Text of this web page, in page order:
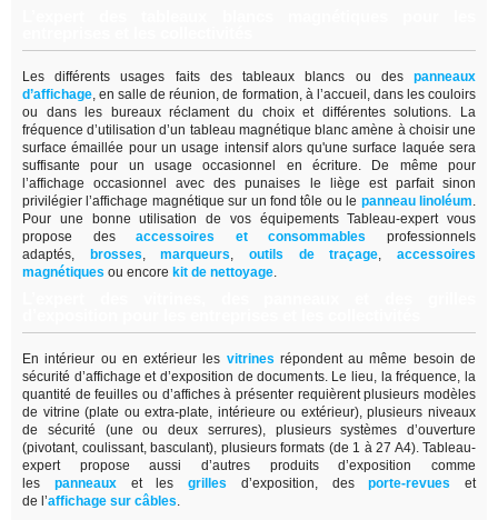
Les différents usages faits des tableaux blancs ou des
panneaux
d’affichage, en salle de réunion, de formation, à l’accueil, dans les couloirs
ou dans les bureaux réclament du choix et différentes solutions. La
fréquence d’utilisation d’un tableau magnétique blanc amène à choisir une
surface émaillée pour un usage intensif alors qu'une surface laquée sera
suffisante pour un usage occasionnel en écriture. De même pour
l’affichage occasionnel avec des punaises le liège est parfait sinon
privilégier l’affichage magnétique sur un fond tôle ou le panneau linoléum.
Pour une bonne utilisation de vos équipements Tableau-expert vous
propose des
accessoires et consommables
professionnels
adaptés,
brosses, marqueurs, outils de traçage,accessoires
magnétiques ou encore kit de nettoyage.
En intérieur ou en extérieur les vitrines répondent au même besoin de
sécurité d’affichage et d’exposition de documents. Le lieu, la fréquence, la
quantité de feuilles ou d’affiches à présenter requièrent plusieurs modèles
de vitrine (plate ou extra-plate, intérieure ou extérieur), plusieurs niveaux
de sécurité (une ou deux serrures), plusieurs systèmes d’ouverture
(pivotant, coulissant, basculant), plusieurs formats (de 1 à 27 A4). Tableau-
expert propose aussi d’autres produits d’exposition comme
les
panneaux et les grilles d’exposition, des porte-revues
et
de l’affichage sur câbles.